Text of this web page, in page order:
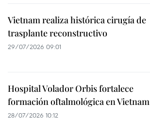
Vietnam realiza histórica cirugía de
trasplante reconstructivo
29/07/2026 09:01
Hospital Volador Orbis fortalece
formación oftalmológica en Vietnam
28/07/2026 10:12